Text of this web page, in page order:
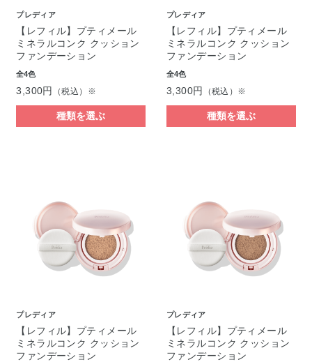
プレディア
【レフィル】プティメール
ミネラルコンク クッション
ファンデーション
全4色
3,300円 （税込）※
種類を選ぶ
プレディア
【レフィル】プティメール
ミネラルコンク クッション
ファンデーション
全4色
3,300円 （税込）※
種類を選ぶ
プレディア
【レフィル】プティメール
ミネラルコンク クッション
ファンデーション
プレディア
【レフィル】プティメール
ミネラルコンク クッション
ファンデーション